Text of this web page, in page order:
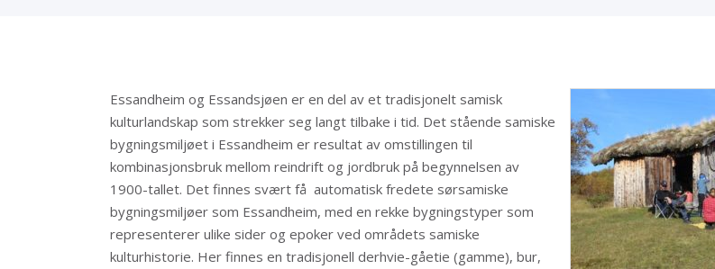
Essandheim og Essandsjøen er en del av et tradisjonelt samisk
kulturlandskap som strekker seg langt tilbake i tid. Det stående samiske
bygningsmiljøet i Essandheim er resultat av omstillingen til
kombinasjonsbruk mellom reindrift og jordbruk på begynnelsen av
1900-tallet. Det finnes svært få automatisk fredete sørsamiske
bygningsmiljøer som Essandheim, med en rekke bygningstyper som
representerer ulike sider og epoker ved områdets samiske
kulturhistorie. Her finnes en tradisjonell derhvie-gåetie (gamme), bur,